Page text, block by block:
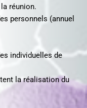
réunion.
personnels (annuel
individuelles de
la réalisation du